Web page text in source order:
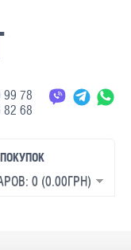
99 78
82 68
0 (0.00ГРН)